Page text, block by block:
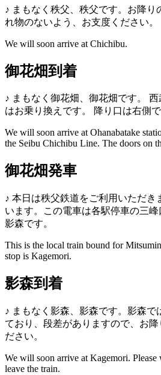
♪ まもなく秩父、秩父です。お降り
れ物のないよう、お支度ください。
We will soon arrive at Chichibu.
御花畑到着
♪ まもなく御花畑、御花畑です。 西
はお乗り換えです。
降り口は右側で
We will soon arrive at Ohanabatake
the Seibu Chichibu Line. The doors on
御花畑発車
♪ 本日は秩父鉄道をご利用いただき
います。この電車は各駅停車の三峰
影森です。
This is the local train bound for
stop is Kagemori.
影森到着
♪ まもなく影森、影森です。影森
ており、段差がありますので、お降
ださい。
We will soon arrive at Kagemori. Please
leave the train.